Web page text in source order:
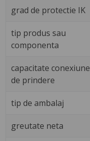
grad de protectie IK
tip produs sau
componenta
capacitate conexiune
de prindere
tip de ambalaj
greutate neta